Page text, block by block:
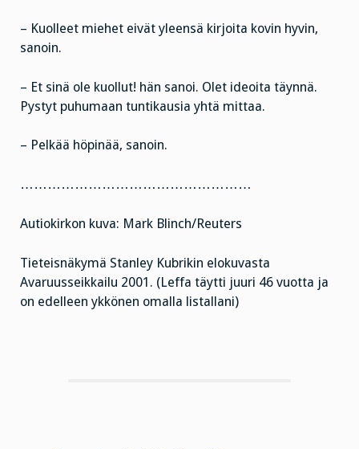
– Kuolleet miehet eivät yleensä kirjoita kovin hyvin,
sanoin.
– Et sinä ole kuollut! hän sanoi. Olet ideoita täynnä.
Pystyt puhumaan tuntikausia yhtä mittaa.
– Pelkää höpinää, sanoin.
……………………………………………
Autiokirkon kuva: Mark Blinch/Reuters
Tieteisnäkymä Stanley Kubrikin elokuvasta
Avaruusseikkailu 2001. (Leffa täytti juuri 46 vuotta ja
on edelleen ykkönen omalla listallani)